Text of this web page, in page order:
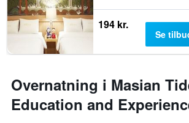
194 kr.
Se
Overnatning i Masian
Education and